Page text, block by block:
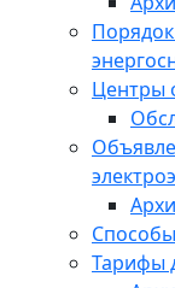
Центры
Тарифы